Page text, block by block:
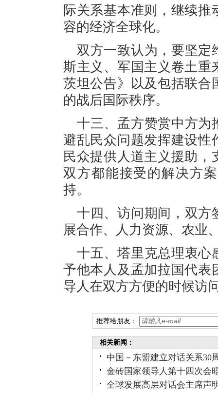
际关系基本准则，继续
容的经济全球化。
双方一致认为，要坚定
斯主义、军国主义卷土重
茨坦公告》以及包括联合
的战后国际秩序。
十三、孟方赞赏中方为
避乱民众问题发挥建设性
民众提供人道主义援助
双方都能接受的解决方
持。
十四、访问期间，双方
展合作、人力资源、农业
十五、塔里克总理衷心
予他本人及孟加拉国代表
导人在双方方便的时候访
推荐给朋友：
相关新闻：
中国－东盟建立对话关系30
金砖国家领导人第十四次会
全球发展高层对话会主席声